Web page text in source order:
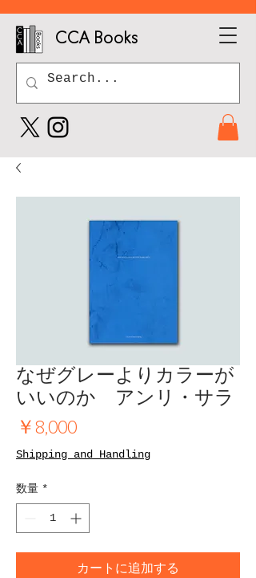
CCA Books
なぜグレーよりカラーが
いいのか アンリ・サラ
￥8,000価
格
Shipping and Handling
数量 *
カートに追加する